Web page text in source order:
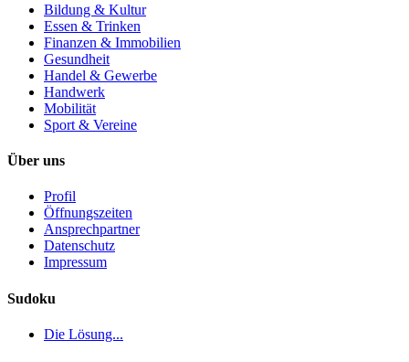
Bildung & Kultur
Essen & Trinken
Finanzen & Immobilien
Gesundheit
Handel & Gewerbe
Handwerk
Mobilität
Sport & Vereine
Über uns
Profil
Öffnungszeiten
Ansprechpartner
Datenschutz
Impressum
Sudoku
Die Lösung...